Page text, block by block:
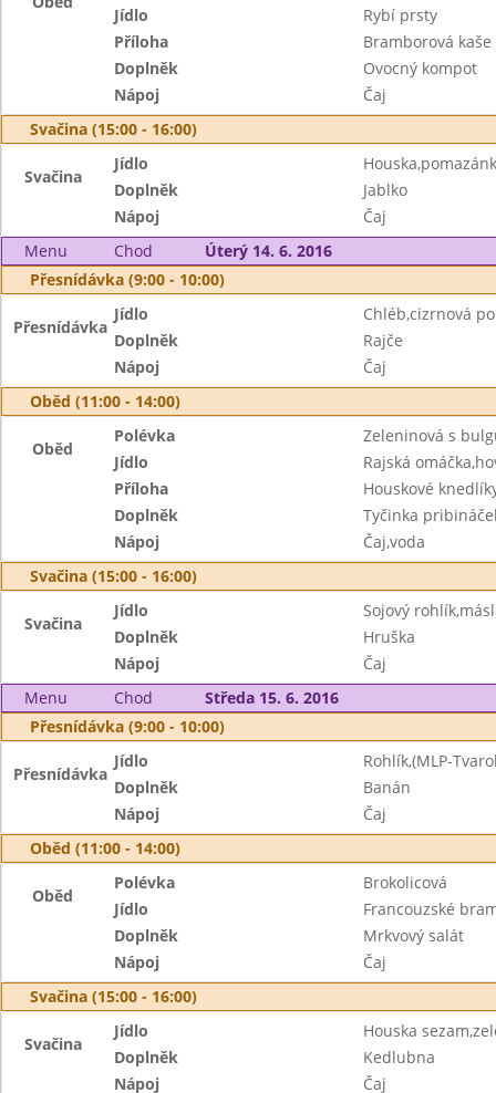
Jídlo
Rybí prsty
Příloha
Bramborová kaše
Doplněk
Ovocný kompot
Nápoj
Čaj
Svačina (15:00 - 16:00)
Svačina
Jídlo
Doplněk
Jablko
Nápoj
Čaj
Menu
Chod
Úterý 14. 6. 2016
Přesnídávka (9:00 - 10:00)
Přesnídávka
Jídlo
Chléb,cizrnová
Doplněk
Rajče
Nápoj
Čaj
Oběd (11:00 - 14:00)
Oběd
Polévka
Zeleninová s
Jídlo
Rajská
Příloha
Houskové
Doplněk
Tyčinka
Nápoj
Čaj,voda
Svačina (15:00 - 16:00)
Svačina
Jídlo
Sojový
Doplněk
Hruška
Nápoj
Čaj
Menu
Chod
Středa 15. 6. 2016
Přesnídávka (9:00 - 10:00)
Přesnídávka
Jídlo
Rohlík,(MLP-
Doplněk
Banán
Nápoj
Čaj
Oběd (11:00 - 14:00)
Oběd
Polévka
Brokolicová
Jídlo
Francouzské
Doplněk
Mrkvový salát
Nápoj
Čaj
Svačina (15:00 - 16:00)
Svačina
Jídlo
Houska
Doplněk
Kedlubna
Nápoj
Čaj